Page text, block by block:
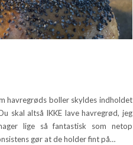
havregrøds boller skyldes indholdet
skal altså IKKE lave havregrød, jeg
lige så fantastisk som netop
gør at de holder fint på…